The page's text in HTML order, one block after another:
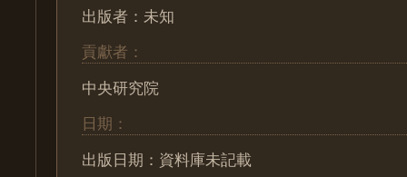
出版者：未知
貢獻者：
中央研究院
日期：
出版日期：資料庫未記載